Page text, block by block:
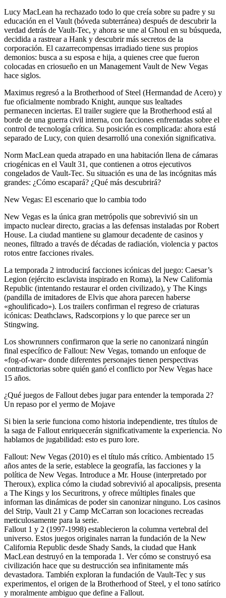
Lucy MacLean ha rechazado todo lo que creía sobre su padre y su
educación en el Vault (bóveda subterránea) después de descubrir la
verdad detrás de Vault-Tec, y ahora se une al Ghoul en su búsqueda,
decidida a rastrear a Hank y descubrir más secretos de la
corporación. El cazarrecompensas irradiado tiene sus propios
demonios: busca a su esposa e hija, a quienes cree que fueron
colocadas en criosueño en un Management Vault de New Vegas
hace siglos.
Maximus regresó a la Brotherhood of Steel (Hermandad de Acero) y
fue oficialmente nombrado Knight, aunque sus lealtades
permanecen inciertas. El trailer sugiere que la Brotherhood está al
borde de una guerra civil interna, con facciones enfrentadas sobre el
control de tecnología crítica. Su posición es complicada: ahora está
separado de Lucy, con quien desarrolló una conexión significativa.
Norm MacLean queda atrapado en una habitación llena de cámaras
criogénicas en el Vault 31, que contienen a otros ejecutivos
congelados de Vault-Tec. Su situación es una de las incógnitas más
grandes: ¿Cómo escapará? ¿Qué más descubrirá?
New Vegas: El escenario que lo cambia todo
New Vegas es la única gran metrópolis que sobrevivió sin un
impacto nuclear directo, gracias a las defensas instaladas por Robert
House. La ciudad mantiene su glamour decadente de casinos y
neones, filtrado a través de décadas de radiación, violencia y pactos
rotos entre facciones rivales.
La temporada 2 introducirá facciones icónicas del juego: Caesar’s
Legion (ejército esclavista inspirado en Roma), la New California
Republic (intentando restaurar el orden civilizado), y The Kings
(pandilla de imitadores de Elvis que ahora parecen haberse
«ghoulificado»). Los trailers confirman el regreso de criaturas
icónicas: Deathclaws, Radscorpions y lo que parece ser un
Stingwing.
Los showrunners confirmaron que la serie no canonizará ningún
final específico de Fallout: New Vegas, tomando un enfoque de
«fog-of-war» donde diferentes personajes tienen perspectivas
contradictorias sobre quién ganó el conflicto por New Vegas hace
15 años.
¿Qué juegos de Fallout debes jugar para entender la temporada 2?
Un repaso por el yermo de Mojave
Si bien la serie funciona como historia independiente, tres títulos de
la saga de Fallout enriquecerán significativamente la experiencia. No
hablamos de jugabilidad: esto es puro lore.
Fallout: New Vegas (2010) es el título más crítico. Ambientado 15
años antes de la serie, establece la geografía, las facciones y la
política de New Vegas. Introduce a Mr. House (interpretado por
Theroux), explica cómo la ciudad sobrevivió al apocalipsis, presenta
a The Kings y los Securitrons, y ofrece múltiples finales que
informan las dinámicas de poder sin canonizar ninguno. Los casinos
del Strip, Vault 21 y Camp McCarran son locaciones recreadas
meticulosamente para la serie.
Fallout 1 y 2 (1997-1998) establecieron la columna vertebral del
universo. Estos juegos originales narran la fundación de la New
California Republic desde Shady Sands, la ciudad que Hank
MacLean destruyó en la temporada 1. Ver cómo se construyó esa
civilización hace que su destrucción sea infinitamente más
devastadora. También exploran la fundación de Vault-Tec y sus
experimentos, el origen de la Brotherhood of Steel, y el tono satírico
y moralmente ambiguo que define a Fallout.